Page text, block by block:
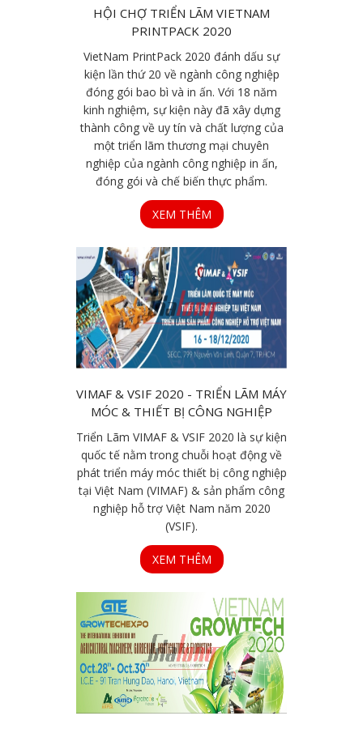
HỘI CHỢ TRIỂN LÃM VIETNAM
PRINTPACK 2020
VietNam PrintPack 2020 đánh dấu sự
kiện lần thứ 20 về ngành công nghiệp
đóng gói bao bì và in ấn. Với 18 năm
kinh nghiệm, sự kiện này đã xây dựng
thành công về uy tín và chất lượng của
một triển lãm thương mại chuyên
nghiệp của ngành công nghiệp in ấn,
đóng gói và chế biến thực phẩm.
XEM THÊM
VIMAF & VSIF 2020 - TRIỂN LÃM MÁY
MÓC & THIẾT BỊ CÔNG NGHIỆP
Triển Lãm VIMAF & VSIF 2020 là sự kiện
quốc tế nằm trong chuỗi hoạt động về
phát triển máy móc thiết bị công nghiệp
tại Việt Nam (VIMAF) & sản phẩm công
nghiệp hỗ trợ Việt Nam năm 2020
(VSIF).
XEM THÊM